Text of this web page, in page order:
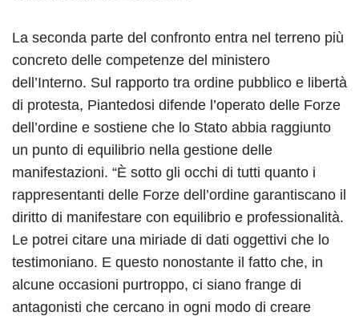
La seconda parte del confronto entra nel terreno più
concreto delle competenze del ministero
dell’Interno. Sul rapporto tra ordine pubblico e libertà
di protesta, Piantedosi difende l’operato delle Forze
dell’ordine e sostiene che lo Stato abbia raggiunto
un punto di equilibrio nella gestione delle
manifestazioni. “È sotto gli occhi di tutti quanto i
rappresentanti delle Forze dell’ordine garantiscano il
diritto di manifestare con equilibrio e professionalità.
Le potrei citare una miriade di dati oggettivi che lo
testimoniano. E questo nonostante il fatto che, in
alcune occasioni purtroppo, ci siano frange di
antagonisti che cercano in ogni modo di creare